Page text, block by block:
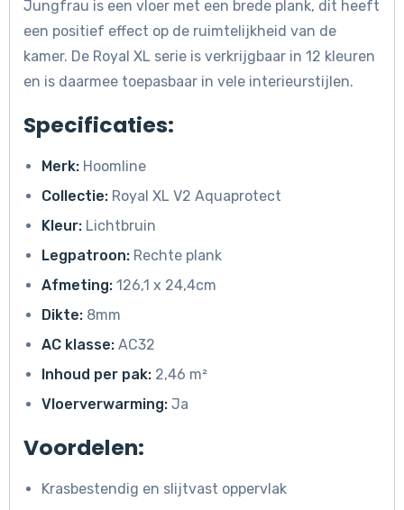
Jungfrau is een vloer met een brede plank, dit heeft
een positief effect op de ruimtelijkheid van de
kamer. De Royal XL serie is verkrijgbaar in 12 kleuren
en is daarmee toepasbaar in vele interieurstijlen.
Specificaties:
Merk: Hoomline
Collectie: Royal XL V2 Aquaprotect
Kleur: Lichtbruin
Legpatroon: Rechte plank
Afmeting: 126,1 x 24,4cm
Dikte: 8mm
AC klasse: AC32
Inhoud per pak: 2,46 m²
Vloerverwarming: Ja
Voordelen:
Krasbestendig en slijtvast oppervlak